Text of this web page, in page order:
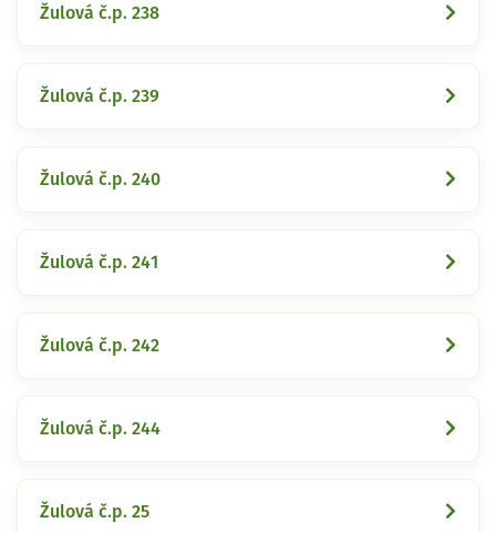
Žulová č.p. 238
Žulová č.p. 239
Žulová č.p. 240
Žulová č.p. 241
Žulová č.p. 242
Žulová č.p. 244
Žulová č.p. 25